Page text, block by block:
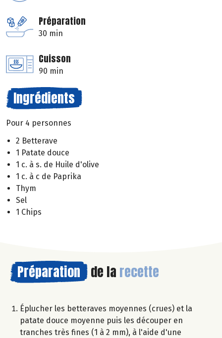
Préparation
30 min
Cuisson
90 min
Ingrédients
Pour 4 personnes
2 Betterave
1 Patate douce
1 c. à s. de Huile d'olive
1 c. à c de Paprika
Thym
Sel
1 Chips
Préparation de la recette
Éplucher les betteraves moyennes (crues) et la
patate douce moyenne puis les découper en
tranches très fines (1 à 2 mm), à l'aide d'une